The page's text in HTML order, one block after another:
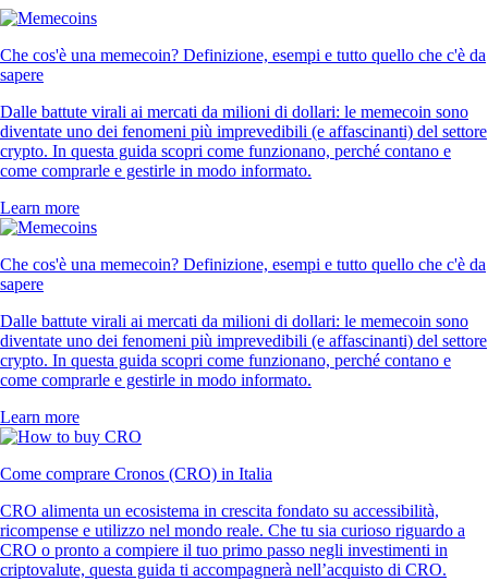
Che cos'è una memecoin? Definizione, esempi e tutto quello che c'è da
sapere
Dalle battute virali ai mercati da milioni di dollari: le memecoin sono
diventate uno dei fenomeni più imprevedibili (e affascinanti) del settore
crypto. In questa guida scopri come funzionano, perché contano e
come comprarle e gestirle in modo informato.
Learn more
Che cos'è una memecoin? Definizione, esempi e tutto quello che c'è da
sapere
Dalle battute virali ai mercati da milioni di dollari: le memecoin sono
diventate uno dei fenomeni più imprevedibili (e affascinanti) del settore
crypto. In questa guida scopri come funzionano, perché contano e
come comprarle e gestirle in modo informato.
Learn more
Come comprare Cronos (CRO) in Italia
CRO alimenta un ecosistema in crescita fondato su accessibilità,
ricompense e utilizzo nel mondo reale. Che tu sia curioso riguardo a
CRO o pronto a compiere il tuo primo passo negli investimenti in
criptovalute, questa guida ti accompagnerà nell’acquisto di CRO.